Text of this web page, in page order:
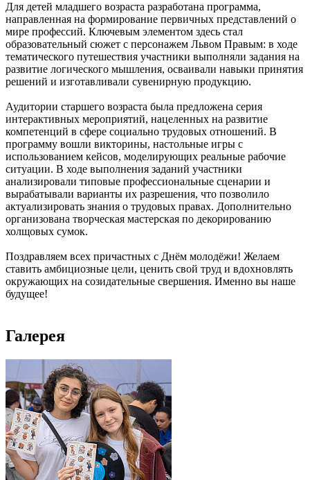
Для детей младшего возраста разработана программа,
направленная на формирование первичных представлений о
мире профессий. Ключевым элементом здесь стал
образовательный сюжет с персонажем Львом Правым: в ходе
тематического путешествия участники выполняли задания на
развитие логического мышления, осваивали навыки принятия
решений и изготавливали сувенирную продукцию.
Аудитории старшего возраста была предложена серия
интерактивных мероприятий, нацеленных на развитие
компетенций в сфере социально трудовых отношений. В
программу вошли викторины, настольные игры с
использованием кейсов, моделирующих реальные рабочие
ситуации. В ходе выполнения заданий участники
анализировали типовые профессиональные сценарии и
вырабатывали варианты их разрешения, что позволило
актуализировать знания о трудовых правах. Дополнительно
организована творческая мастерская по декорированию
холщовых сумок.
Поздравляем всех причастных с Днём молодёжи! Желаем
ставить амбициозные цели, ценить свой труд и вдохновлять
окружающих на созидательные свершения. Именно вы наше
будущее!
Галерея